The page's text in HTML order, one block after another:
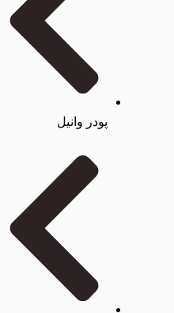
پودر وانیل